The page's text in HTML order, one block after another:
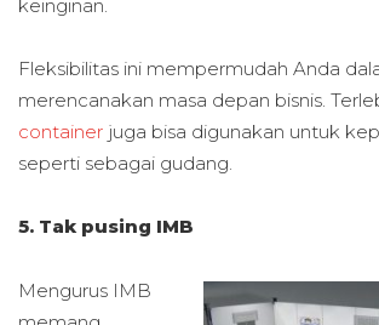
keinginan.
Fleksibilitas ini mempermudah Anda
merencanakan masa depan bisnis.
container juga bisa digunakan untuk
seperti sebagai gudang.
5. Tak pusing IMB
Mengurus IMB